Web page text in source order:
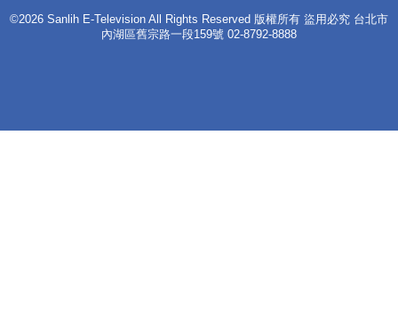
©2026 Sanlih E-Television All Rights Reserved 版權所有 盜用必究 台北市
內湖區舊宗路一段159號 02-8792-8888